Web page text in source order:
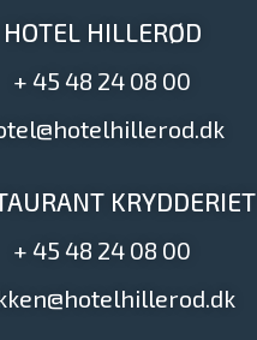
HOTEL HILLERØD
+ 45 48 24 08 00
KRYDDERIET
+ 45 48 24 08 00